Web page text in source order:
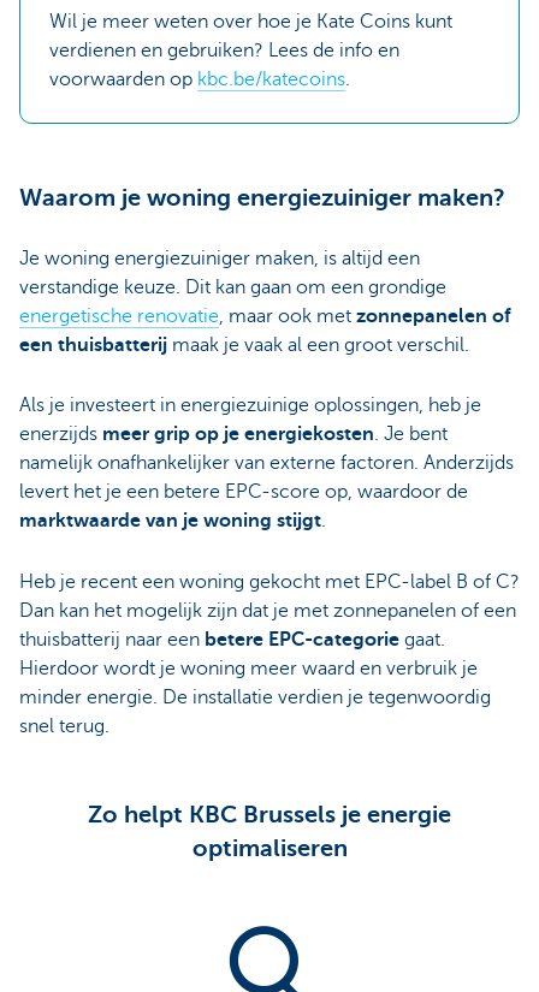
Wil je meer weten over hoe je Kate Coins kunt
verdienen en gebruiken? Lees de info en
voorwaarden op kbc.be/katecoins.
Waarom je woning energiezuiniger maken?
Je woning energiezuiniger maken, is altijd een
verstandige keuze. Dit kan gaan om een grondige
energetische renovatie, maar ook met zonnepanelen of
een thuisbatterij maak je vaak al een groot verschil.
Als je investeert in energiezuinige oplossingen, heb je
enerzijds meer grip op je energiekosten. Je bent
namelijk onafhankelijker van externe factoren. Anderzijds
levert het je een betere EPC-score op, waardoor de
marktwaarde van je woning stijgt.
Heb je recent een woning gekocht met EPC-label B of C?
Dan kan het mogelijk zijn dat je met zonnepanelen of een
thuisbatterij naar een betere EPC-categorie gaat.
Hierdoor wordt je woning meer waard en verbruik je
minder energie. De installatie verdien je tegenwoordig
snel terug.
Zo helpt KBC Brussels je energie
optimaliseren